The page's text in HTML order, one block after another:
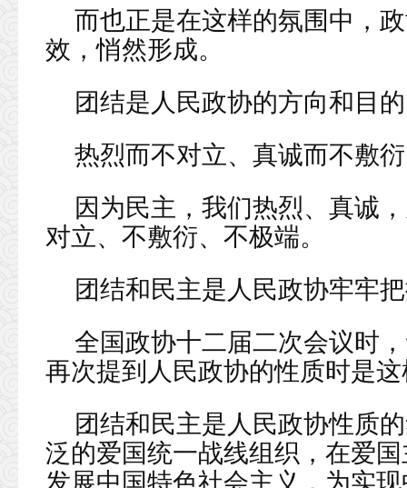
而也正是在这样的氛围中，
效，悄然形成。
团结是人民政协的方向和目的
热烈而不对立、真诚而不敷
因为民主，我们热烈、真诚
对立、不敷衍、不极端。
团结和民主是人民政协牢牢
全国政协十二届二次会议时
再次提到人民政协的性质时是
团结和民主是人民政协性质
泛的爱国统一战线组织，在爱
发展中国特色社会主义，为实